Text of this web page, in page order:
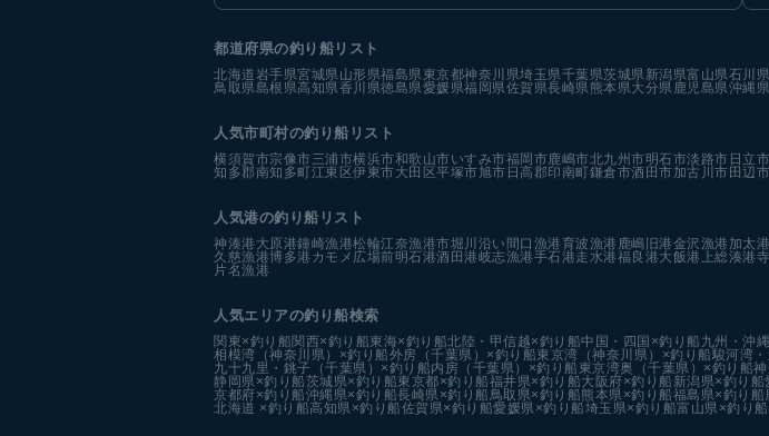
都道府県の釣り船リスト
北海道岩手県宮城県山形県福島県東京都神奈川県埼玉県千葉県茨城県新潟県富山県石川県
鳥取県島根県高知県香川県徳島県愛媛県福岡県佐賀県長崎県熊本県大分県鹿児島県沖縄県
人気市町村の釣り船リスト
横須賀市宗像市三浦市横浜市和歌山市いすみ市福岡市鹿嶋市北九州市明石市淡路市 日立市
知多郡南知多町江東区伊東市大田区平塚市旭市 日高郡印南町鎌倉市酒田市加古川市 田辺市
人気港の釣り船リスト
神湊港 大原港鐘崎漁港松輪江奈漁港市堀川沿い 間口漁港育波漁港 鹿嶋旧港金沢漁港 加太港
久慈漁港博多港カモメ広場前明石港酒田港岐志漁港手石港走水港福良港大飯港 上総湊港
片名漁港
人気エリアの釣り船検索
関東×釣り船関西×釣り船東海×釣り船北陸・甲信越×釣り船中国・四国×釣り船 九州・沖
相模湾（神奈川県）×釣り船外房（千葉県）×釣り船東京湾（神奈川県）×釣り船駿河湾
九十九里・銚子（千葉県）×釣り船内房（千葉県）×釣り船 東京湾奥（千葉県）×釣り船
静岡県×釣り船茨城県×釣り船東京都×釣り船福井県×釣り船大阪府×釣り船 新潟県×釣り船
京都府×釣り船沖縄県×釣り船長崎県×釣り船鳥取県×釣り船熊本県×釣り船福島県×釣り船
北海道 ×釣り船高知県×釣り船佐賀県×釣り船愛媛県×釣り船埼玉県×釣り船富山県×釣り船